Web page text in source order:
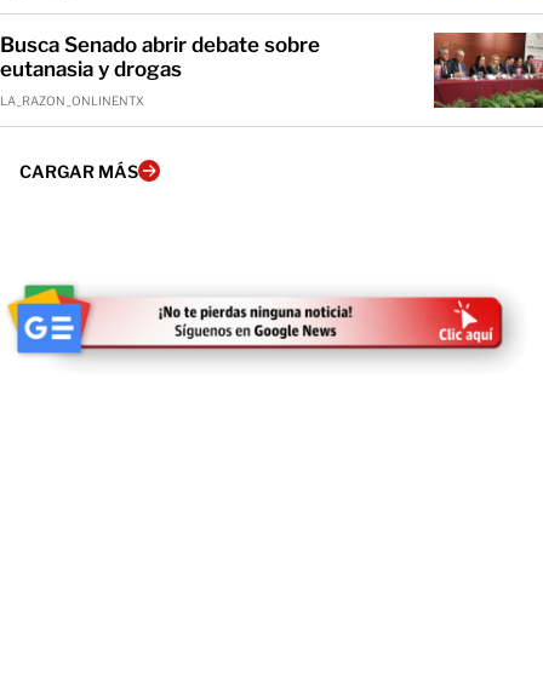
Busca Senado abrir debate sobre
eutanasia y drogas
LA_RAZON_ONLINENTX
CARGAR MÁS